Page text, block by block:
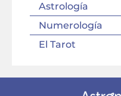
Astrología
Numerología
El Tarot